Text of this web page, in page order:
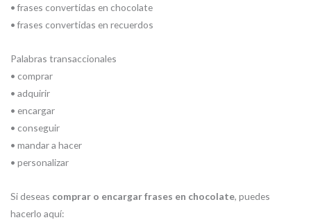
• frases convertidas en chocolate
• frases convertidas en recuerdos
Palabras transaccionales
• comprar
• adquirir
• encargar
• conseguir
• mandar a hacer
• personalizar
Si deseas comprar o encargar frases en chocolate, puedes
hacerlo aquí: